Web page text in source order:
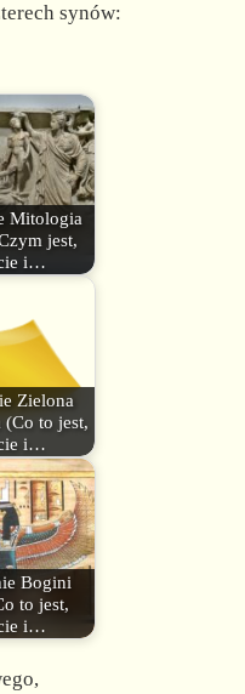
synów:
Mitologia
jest,
i…
Zielona
to jest,
i…
Bogini
to jest,
i…